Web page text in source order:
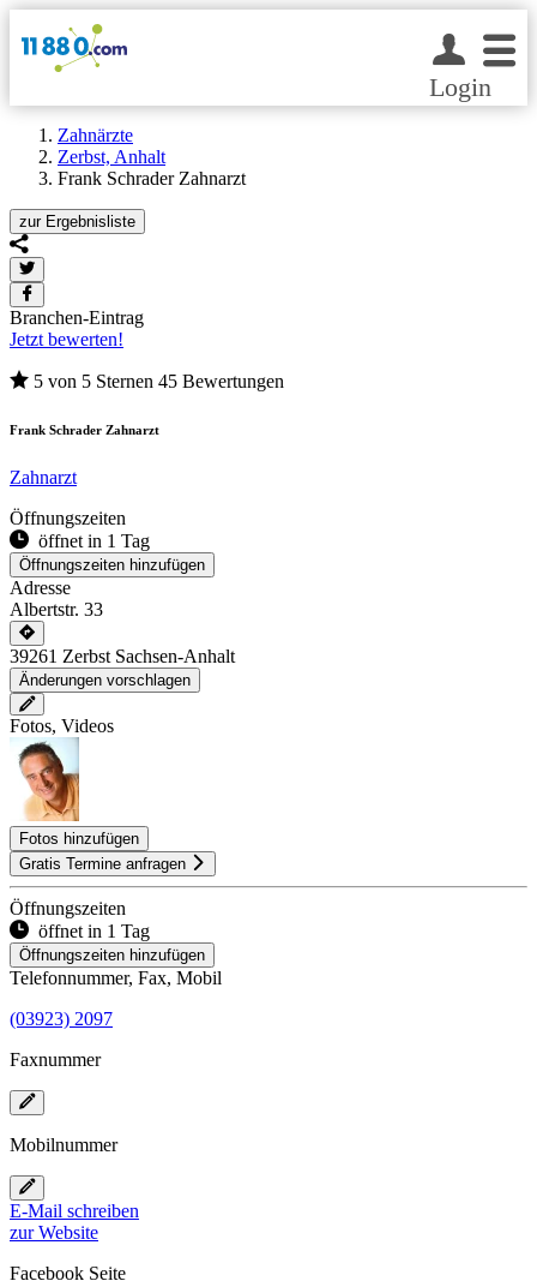
Login
Zahnärzte
Zerbst, Anhalt
Frank Schrader Zahnarzt
zurErgebnisliste
Branchen-Eintrag
Jetzt bewerten!
5 von 5 Sternen 45 Bewertungen
Frank Schrader Zahnarzt
Zahnarzt
Öffnungszeiten
öffnet in 1 Tag
Öffnungszeiten hinzufügen
Adresse
Albertstr. 33
39261 Zerbst Sachsen-Anhalt
Änderungen vorschlagen
Fotos, Videos
Fotos hinzufügen
Gratis Termine anfragen
Öffnungszeiten
öffnet in 1 Tag
Öffnungszeiten hinzufügen
Telefonnummer, Fax, Mobil
(03923) 2097
Faxnummer
Mobilnummer
E-Mail schreiben
zur Website
Facebook Seite